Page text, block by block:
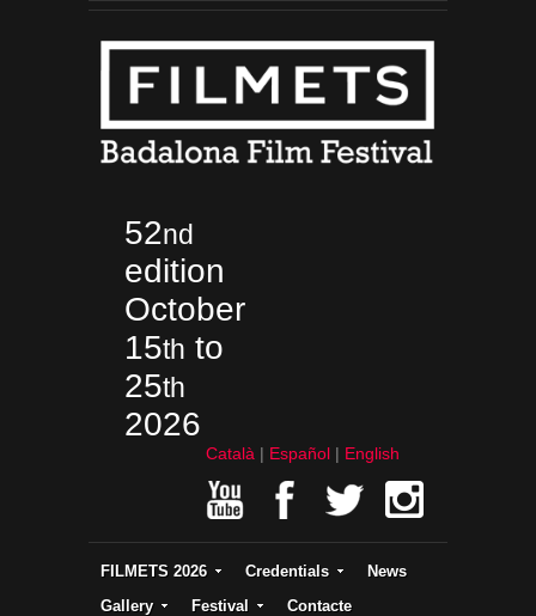
52nd
edition
October
15th to
25th
2026
Català Español English
FILMETS 2026 Credentials
News
Gallery
Festival
Contacte